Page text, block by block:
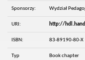
Sponsorzy: Wydział
URI: http://
ISBN: 83-89190-80-X
Typ
Book chapter